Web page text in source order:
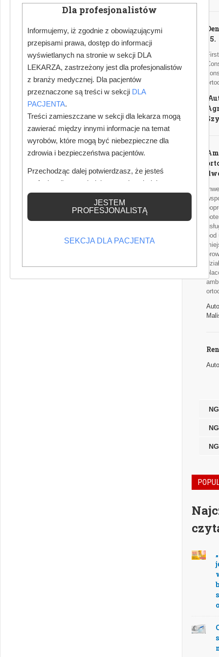
15.
Dla profesjonalistów
Informujemy, iż zgodnie z obowiązującymi
przepisami prawa, dostęp do informacji
wyświetlanych na stronie w sekcji DLA
LEKARZA, zastrzeżony jest dla profesjonalistów
z branży medycznej. Dla pacjentów
przeznaczone są treści w sekcji DLA
PACJENTA.
Treści zamieszczane w sekcji dla lekarza mogą
zawierać między innymi informacje na temat
wyrobów, które mogą być niebezpieczne dla
zdrowia i bezpieczeństwa pacjentów.
Przechodząc dalej potwierdzasz, że jesteś
profesjonalistą posiadającym odpowiednią
wiedzę medyczną.
JESTEM
PROFESJONALISTĄ
SEKCJA DLA PACJENTA